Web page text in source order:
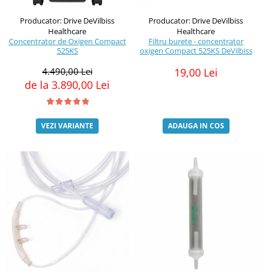
Producator: Drive DeVilbiss
Healthcare
Concentrator de Oxigen Compact
525KS
4.490,00 Lei
de la 3.890,00 Lei
VEZI VARIANTE
Producator: Drive DeVilbiss
Healthcare
Filtru burete - concentrator
oxigen Compact 525KS DeVilbiss
19,00 Lei
ADAUGA IN COS